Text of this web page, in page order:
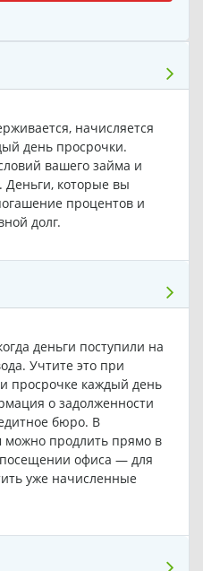
начисляется
день просрочки.
вашего займа и
Деньги, которые вы
процентов и
долг.
деньги поступили на
Учтите это при
просрочке каждый день
о задолженности
бюро. В
можно продлить прямо в
офиса — для
уже начисленные